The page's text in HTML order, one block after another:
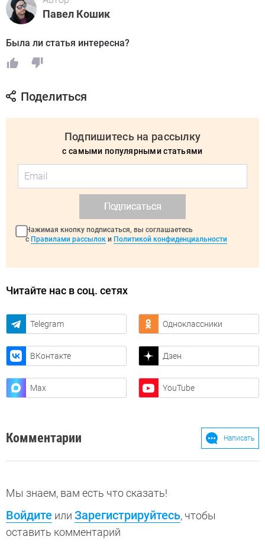
Павел Кошик
Была ли статья интересна?
Поделиться
Подпишитесь на рассылку
с самыми популярными статьями
Подписаться
Нажимая кнопку подписаться, вы соглашаетесь
с Правилами рассылок и Политикой конфиденциальности
Читайте нас в соц. сетях
Telegram Одноклассники
ВКонтакте Дзен
Max YouTube
Комментарии Написать
Мы знаем, вам есть что сказать!
Войдите или Зарегистрируйтесь, чтобы
оставить комментарий